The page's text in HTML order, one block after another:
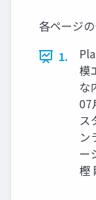
各ページ
1.
模
な
07
ス
ン
ー
樫